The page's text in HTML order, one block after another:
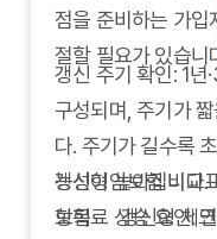
점을 준비하는 가입
절할 필요가 있습니
갱신 주기 확인: 1년
구성되며, 주기가
다. 주기가 길수록
능성이 높아집니다.
보험료 상승 요인:
갱신형암보험 비교
항목
갱신형 체